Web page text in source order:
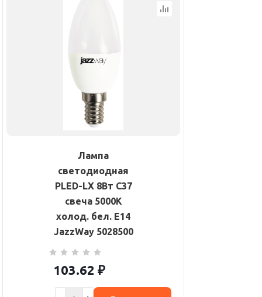
Лампа
светодиодная
PLED-LX 8Вт C37
свеча 5000К
холод. бел. E14
JazzWay 5028500
103.62 ₽